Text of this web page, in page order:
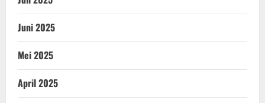
Juni 2025
Mei 2025
April 2025